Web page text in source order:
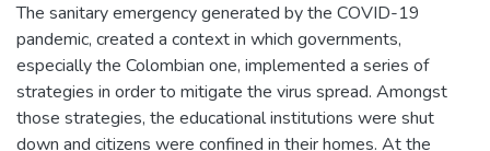
The sanitary emergency generated by the COVID-19
pandemic, created a context in which governments,
especially the Colombian one, implemented a series of
strategies in order to mitigate the virus spread. Amongst
those strategies, the educational institutions were shut
down and citizens were confined in their homes. At the